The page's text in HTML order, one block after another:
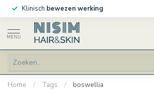
Klinisch bewezen werking
MENU
Home / Tags / boswellia